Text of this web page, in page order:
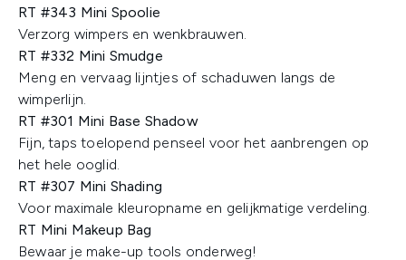
RT #343 Mini Spoolie
Verzorg wimpers en wenkbrauwen.
RT #332 Mini Smudge
Meng en vervaag lijntjes of schaduwen langs de
wimperlijn.
RT #301 Mini Base Shadow
Fijn, taps toelopend penseel voor het aanbrengen op
het hele ooglid.
RT #307 Mini Shading
Voor maximale kleuropname en gelijkmatige verdeling.
RT Mini Makeup Bag
Bewaar je make-up tools onderweg!